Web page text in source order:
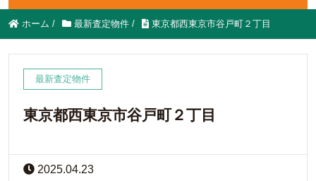
ホーム / 最新査定物件 / 東京都西東京市谷戸町２丁目
最新査定物件
東京都西東京市谷戸町２丁目
2025.04.23